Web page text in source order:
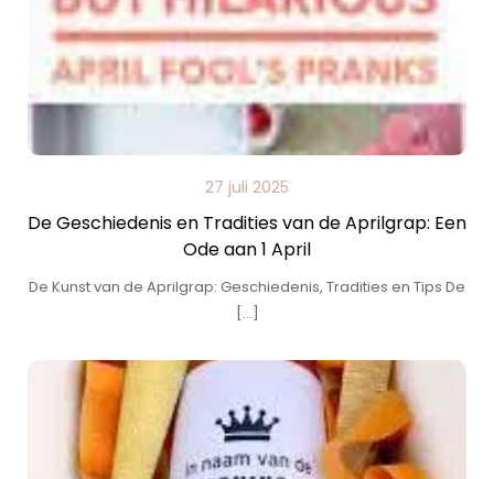
27 juli 2025
De Geschiedenis en Tradities van de Aprilgrap: Een
Ode aan 1 April
De Kunst van de Aprilgrap: Geschiedenis, Tradities en Tips De
[…]